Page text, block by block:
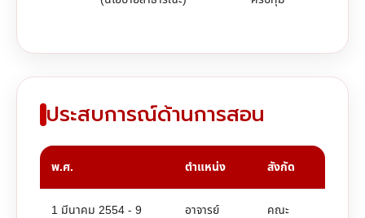
ประสบการณ์ด้านการสอน
พ.ศ. ตำแหน่ง สังกัด
1 มีนาคม 2554 - 9 อาจารย์ คณะ